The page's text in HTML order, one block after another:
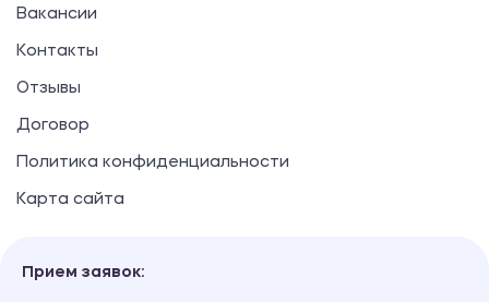
Вакансии
Контакты
Отзывы
Договор
Политика конфиденциальности
Карта сайта
Прием заявок: